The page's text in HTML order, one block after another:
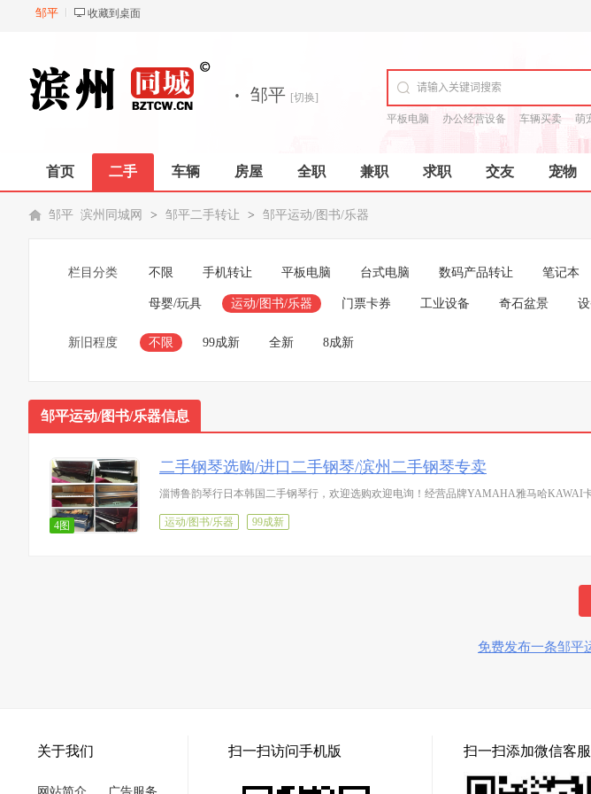
邹平 收藏到桌面
· 邹平 [切换]
平板电脑
办公经营设备 车辆买卖 萌
首页 二手 车辆 房屋 全职 兼职 求职 交友 宠物
邹平 滨州同城网 > 邹平二手转让 > 邹平运动/图书/乐器
栏目分类 不限 手机转让 平板电脑 台式电脑 数码产品转让 笔记本
母婴/玩具 运动/图书/乐器 门票卡券 工业设备 奇石盆景
新旧程度 不限 99成新 全新 8成新
邹平运动/图书/乐器信息
4图
二手钢琴选购/进口二手钢琴/滨州二手钢琴专卖
淄博鲁韵琴行日本韩国二手钢琴行，欢迎选购欢迎电询！经营品牌YAMAHA雅马哈
运动/图书/乐器 99成新
免费发布一条邹平
关于我们 扫一扫访问手机版 扫一扫添加微信客服